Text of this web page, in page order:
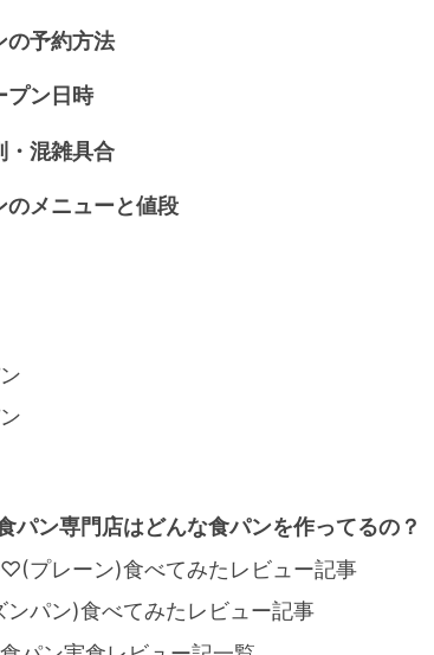
の予約方法
プン日時
・混雑具合
のメニューと値段
パン専門店はどんな食パンを作ってるの？
プレーン)食べてみたレビュー記事
パン)食べてみたレビュー記事